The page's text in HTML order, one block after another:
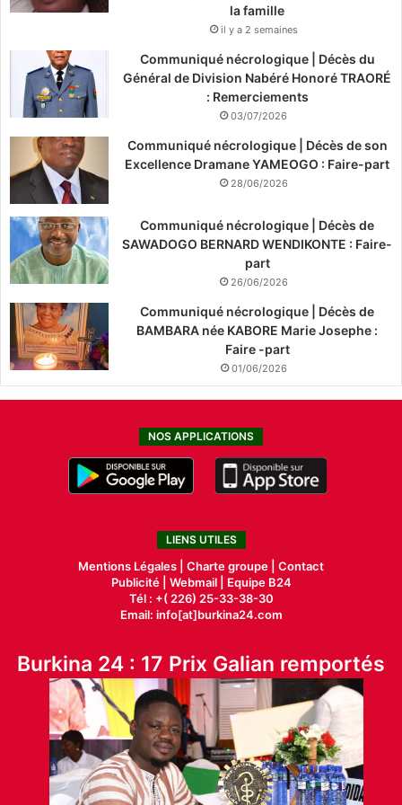
la famille
il y a 2 semaines
Communiqué nécrologique | Décès du
Général de Division Nabéré Honoré TRAORÉ
: Remerciements
03/07/2026
Communiqué nécrologique | Décès de son
Excellence Dramane YAMEOGO : Faire-part
28/06/2026
Communiqué nécrologique | Décès de
SAWADOGO BERNARD WENDIKONTE : Faire-
part
26/06/2026
Communiqué nécrologique | Décès de
BAMBARA née KABORE Marie Josephe :
Faire -part
01/06/2026
NOS APPLICATIONS
LIENS UTILES
Mentions Légales | Charte groupe | Contact
Publicité| Webmail |
Equipe B24
Tél : +( 226) 25-33-38-30
Email: info[at]burkina24.com
Burkina 24 : 17 Prix Galian remportés